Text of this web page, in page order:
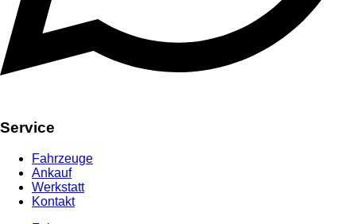
Service
Fahrzeuge
Ankauf
Werkstatt
Kontakt